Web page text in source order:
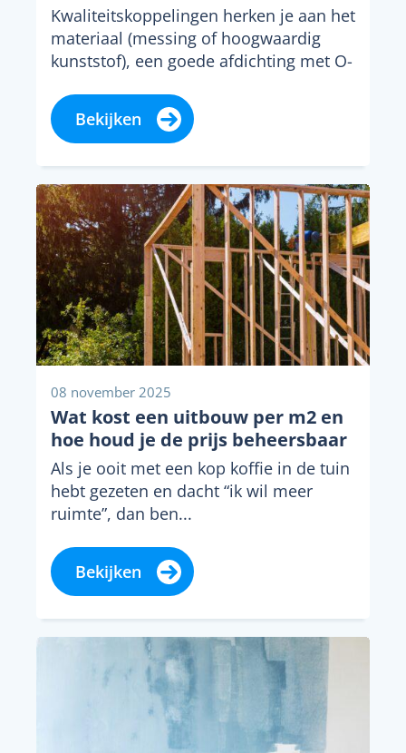
Kwaliteitskoppelingen herken je aan het
materiaal (messing of hoogwaardig
kunststof), een goede afdichting met O-
degelijke draadverbindingen...
Bekijken
08 november 2025
Wat kost een uitbouw per m2 en
hoe houd je de prijs beheersbaar
Als je ooit met een kop koffie in de tuin
hebt gezeten en dacht “ik wil meer
ruimte”, dan ben...
Bekijken